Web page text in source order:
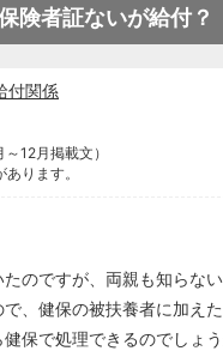
険者証ないが給付？
付関係
12月掲載文）
ります。
のですが、両親も知らな
、健保の被扶養者に加え
保で処理できるのでしょう